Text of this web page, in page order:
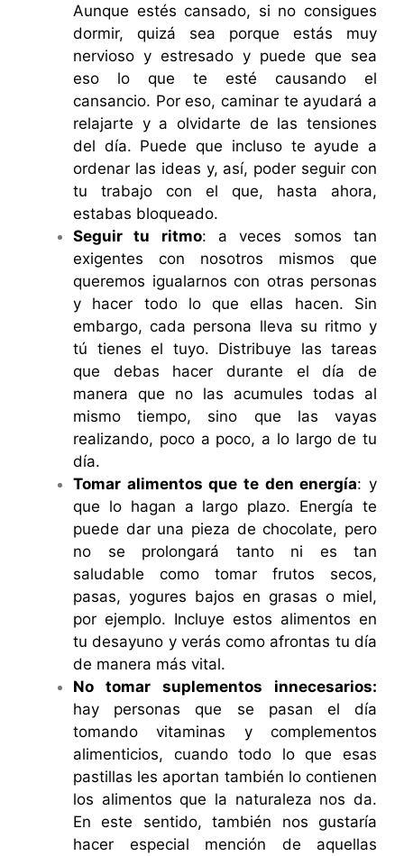
Aunque estés cansado, si no consigues
dormir, quizá sea porque estás muy
nervioso y estresado y puede que sea
eso lo que te esté causando el
cansancio. Por eso, caminar te ayudará a
relajarte y a olvidarte de las tensiones
del día. Puede que incluso te ayude a
ordenar las ideas y, así, poder seguir con
tu trabajo con el que, hasta ahora,
estabas bloqueado.
Seguir tu ritmo: a veces somos tan
exigentes con nosotros mismos que
queremos igualarnos con otras personas
y hacer todo lo que ellas hacen. Sin
embargo, cada persona lleva su ritmo y
tú tienes el tuyo. Distribuye las tareas
que debas hacer durante el día de
manera que no las acumules todas al
mismo tiempo, sino que las vayas
realizando, poco a poco, a lo largo de tu
día.
Tomar alimentos que te den energía: y
que lo hagan a largo plazo. Energía te
puede dar una pieza de chocolate, pero
no se prolongará tanto ni es tan
saludable como tomar frutos secos,
pasas, yogures bajos en grasas o miel,
por ejemplo. Incluye estos alimentos en
tu desayuno y verás como afrontas tu día
de manera más vital.
No tomar suplementos innecesarios:
hay personas que se pasan el día
tomando vitaminas y complementos
alimenticios, cuando todo lo que esas
pastillas les aportan también lo contienen
los alimentos que la naturaleza nos da.
En este sentido, también nos gustaría
hacer especial mención de aquellas